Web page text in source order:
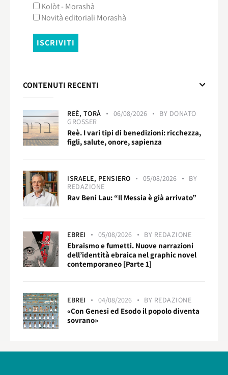
Kolòt - Morashà
Novità editoriali Morashà
CONTENUTI RECENTI
REÈ, TORÀ 06/08/2026 BY DONATO
GROSSER
Reè. I vari tipi di benedizioni: ricchezza,
figli, salute, onore, sapienza
ISRAELE, PENSIERO 05/08/2026
BY
REDAZIONE
Rav Beni Lau: “Il Messia è già arrivato”
EBREI 05/08/2026 BY REDAZIONE
Ebraismo e fumetti. Nuove narrazioni
dell’identità ebraica nel graphic novel
contemporaneo [Parte 1]
EBREI 04/08/2026 BY REDAZIONE
«Con Genesi ed Esodo il popolo diventa
sovrano»